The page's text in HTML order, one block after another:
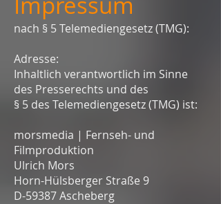
nach § 5 Telemediengesetz (TMG):
Adresse:
Inhaltlich verantwortlich im Sinne
des Presserechts und des
§ 5 des Telemediengesetz (TMG) ist:
morsmedia | Fernseh- und
Filmproduktion
Ulrich Mors
Horn-Hülsberger Straße 9
D-59387 Ascheberg